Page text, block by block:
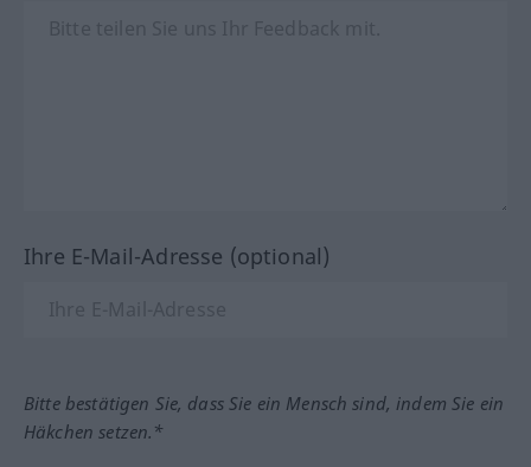
Ihre E-Mail-Adresse (optional)
Bitte bestätigen Sie, dass Sie ein Mensch sind, indem Sie ein
Häkchen setzen.*